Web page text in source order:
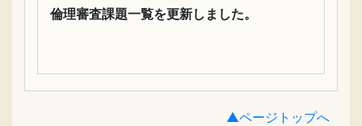
倫理審査課題一覧を更新しました。
▲ページトップへ